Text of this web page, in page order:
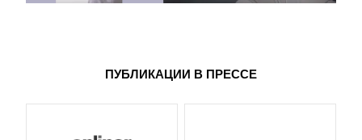
ПУБЛИКАЦИИ В ПРЕССЕ